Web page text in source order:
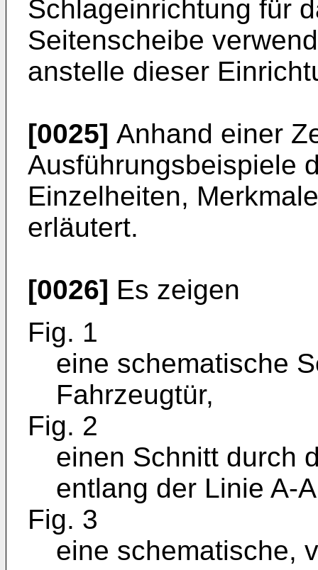
Schlageinrichtung für
Seitenscheibe
anstelle dieser
[0025] Anhand einer
Ausführungsbeispiele
Einzelheiten,
erläutert.
[0026] Es zeigen
Fig. 1
eine schematische
Fahrzeugtür,
Fig. 2
einen Schnitt durch
entlang der Linie A-
Fig. 3
eine schematische,